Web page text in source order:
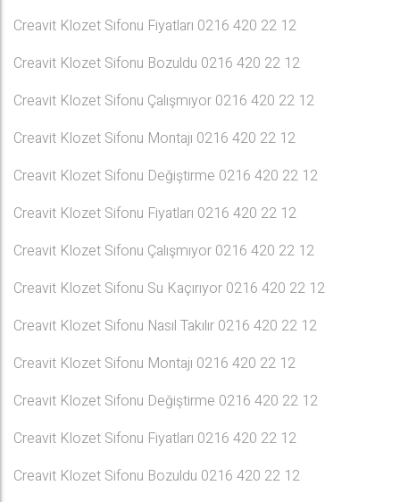
Creavit Klozet Sifonu Fiyatları 0216 420 22 12
Creavit Klozet Sifonu Bozuldu 0216 420 22 12
Creavit Klozet Sifonu Çalışmıyor 0216 420 22 12
Creavit Klozet Sifonu Montajı 0216 420 22 12
Creavit Klozet Sifonu Değiştirme 0216 420 22 12
Creavit Klozet Sifonu Fiyatları 0216 420 22 12
Creavit Klozet Sifonu Çalışmıyor 0216 420 22 12
Creavit Klozet Sifonu Su Kaçırıyor 0216 420 22 12
Creavit Klozet Sifonu Nasıl Takılır 0216 420 22 12
Creavit Klozet Sifonu Montajı 0216 420 22 12
Creavit Klozet Sifonu Değiştirme 0216 420 22 12
Creavit Klozet Sifonu Fiyatları 0216 420 22 12
Creavit Klozet Sifonu Bozuldu 0216 420 22 12